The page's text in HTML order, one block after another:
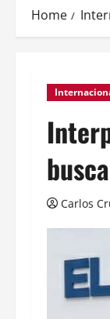
Home
Carlos